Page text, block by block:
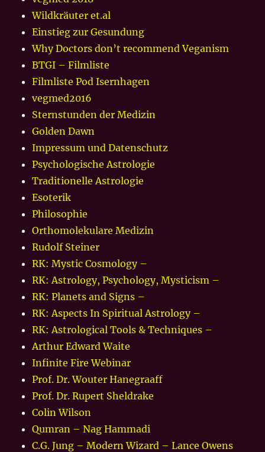
Wildkräuter et.al
Einstieg zur Gesundung
Why Doctors don’t recommend Veganism
BTGI – Filmliste
Filmliste Pod Isernhagen
vegmed2016
Sternstunden der Medizin
Golden Dawn
Impressum und Datenschutz
Psychologische Astrologie
Traditionelle Astrologie
Esoterik
Philosophie
Orthomolekulare Medizin
Rudolf Steiner
RK: Mystic Cosmology –
RK: Astrology, Psychology, Mysticism –
RK: Planets and Signs –
RK: Aspects In Spiritual Astrology –
RK: Astrological Tools & Techniques –
Arthur Edward Waite
Infinite Fire Webinar
Prof. Dr. Wouter Hanegraaff
Prof. Dr. Rupert Sheldrake
Colin Wilson
Qumran – Nag Hammadi
C.G. Jung – Modern Wizard – Lance Owens